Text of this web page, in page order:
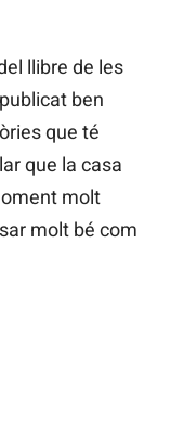
llibre de les
ben
que té
que la casa
molt
molt bé com